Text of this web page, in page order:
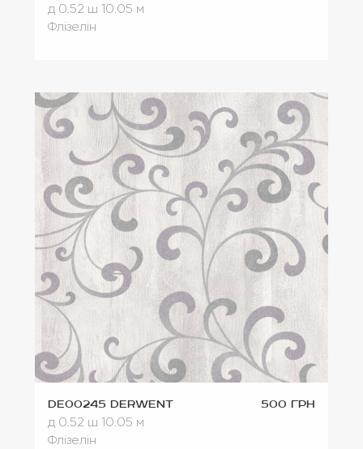
д 0.52 ш 10.05 м
Флізелін
DE00245 Derwent 500 грн
д 0.52 ш 10.05 м
Флізелін